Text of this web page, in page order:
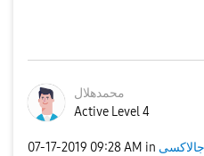
محمدهلال
Active Level 4
‎07-17-2019 09:28 AM in